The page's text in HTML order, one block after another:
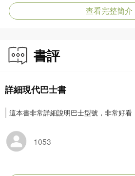
查看完整簡介
書評
詳細現代巴士書
這本書非常詳細說明巴士型號，非常好看
1053